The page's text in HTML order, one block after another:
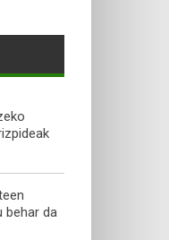
behar da